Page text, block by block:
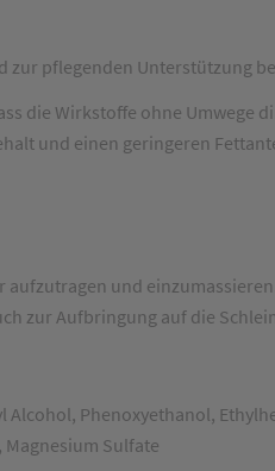
pflegenden Unterstützung
die Wirkstoffe ohne
und einen geringeren
und
zur Aufbringung auf die
Alcohol, Phenoxyethanol,
Sulfate